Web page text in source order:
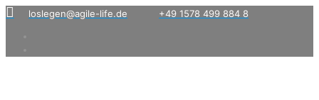
loslegen@agile-life.de +49 1578 499 884 8